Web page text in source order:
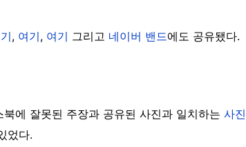
, 여기, 여기 그리고 네이버 밴드에도 공유됐다.
에 잘못된 주장과 공유된 사진과 일치하는 사진
었다.